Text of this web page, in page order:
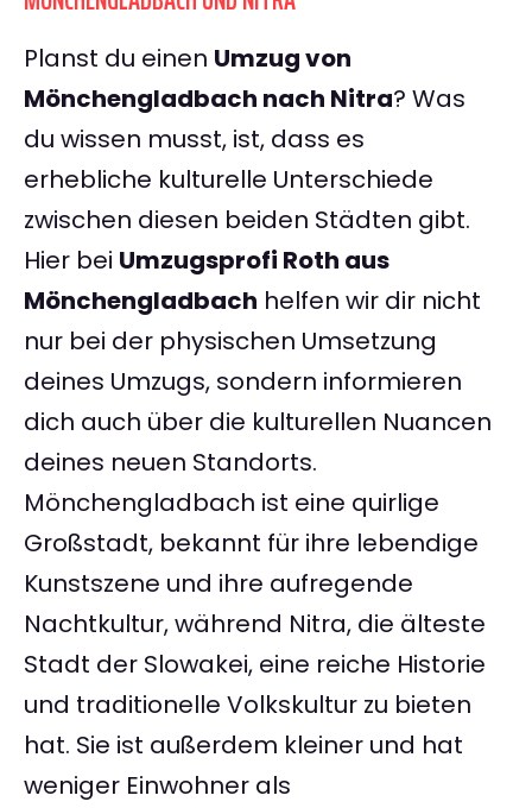
Planst du einen Umzug von
Mönchengladbach nach Nitra? Was
du wissen musst, ist, dass es
erhebliche kulturelle Unterschiede
zwischen diesen beiden Städten gibt.
Hier bei Umzugsprofi Roth aus
Mönchengladbach helfen wir dir nicht
nur bei der physischen Umsetzung
deines Umzugs, sondern informieren
dich auch über die kulturellen Nuancen
deines neuen Standorts.
Mönchengladbach ist eine quirlige
Großstadt, bekannt für ihre lebendige
Kunstszene und ihre aufregende
Nachtkultur, während Nitra, die älteste
Stadt der Slowakei, eine reiche Historie
und traditionelle Volkskultur zu bieten
hat. Sie ist außerdem kleiner und hat
weniger Einwohner als